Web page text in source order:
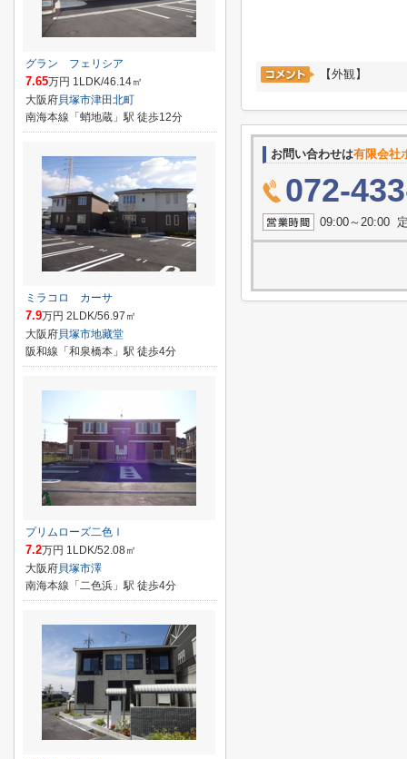
【外観】
お問い合わせは有限会社
072-
09:00～20:00
グラン フェリシア
7.65万円 1LDK/46.14㎡
大阪府貝塚市津田北町
南海本線「蛸地蔵」駅 徒歩12分
ミラコロ カーサ
7.9万円 2LDK/56.97㎡
大阪府貝塚市地藏堂
阪和線「和泉橋本」駅 徒歩4分
プリムローズ二色Ⅰ
7.2万円 1LDK/52.08㎡
大阪府貝塚市澤
南海本線「二色浜」駅 徒歩4分